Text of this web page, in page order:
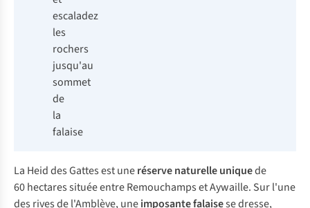
escaladez
les
rochers
jusqu'au
sommet
de
la
falaise
La Heid des Gattes est uneréserve naturelle uniquede
60 hectares située entre Remouchamps et Aywaille. Sur l'une
des rives de l'Amblève, uneimposantefalaisese dresse,